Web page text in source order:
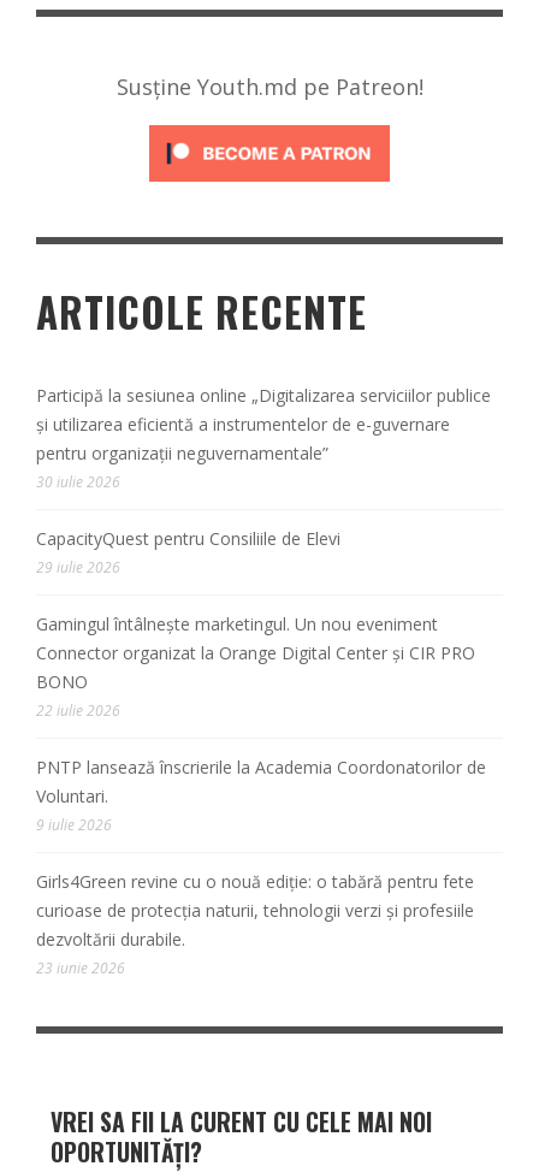
Susține Youth.md pe Patreon!
ARTICOLE RECENTE
Participă la sesiunea online „Digitalizarea serviciilor publice
și utilizarea eficientă a instrumentelor de e-guvernare
pentru organizații neguvernamentale”
30 iulie 2026
CapacityQuest pentru Consiliile de Elevi
29 iulie 2026
Gamingul întâlnește marketingul. Un nou eveniment
Connector organizat la Orange Digital Center și CIR PRO
BONO
22 iulie 2026
PNTP lansează înscrierile la Academia Coordonatorilor de
Voluntari.
9 iulie 2026
Girls4Green revine cu o nouă ediție: o tabără pentru fete
curioase de protecția naturii, tehnologii verzi și profesiile
dezvoltării durabile.
23 iunie 2026
VREI SA FII LA CURENT CU CELE MAI NOI
OPORTUNITĂȚI?